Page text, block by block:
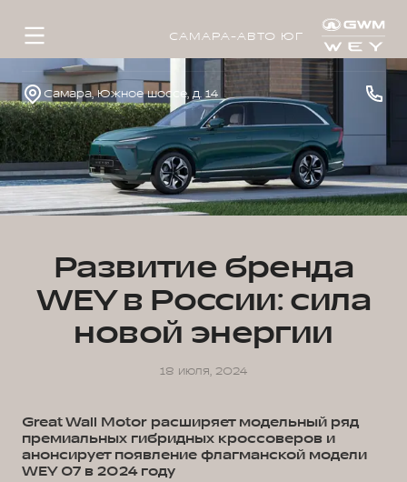
САМАРА-АВТО ЮГ
Самара, Южное шоссе, д. 14
Развитие бренда
WEY в России: сила
новой энергии
18 июля, 2024
Great Wall Motor расширяет модельный ряд
премиальных гибридных кроссоверов и
анонсирует появление флагманской модели
WEY 07 в 2024 году